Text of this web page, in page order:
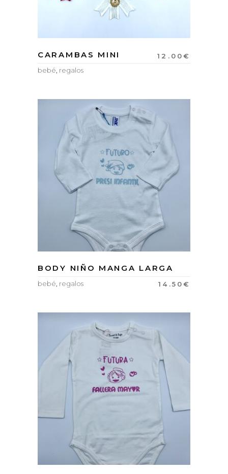
CARAMBAS MINI 12.00€
bebé, regalos
BODY NIÑO MANGA LARGA
14.50€
bebé, regalos